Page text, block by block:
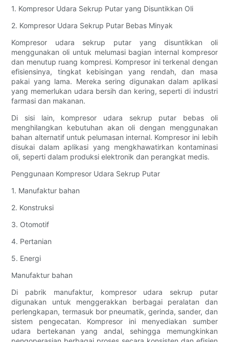
1. Kompresor Udara Sekrup Putar yang Disuntikkan Oli
2. Kompresor Udara Sekrup Putar Bebas Minyak
Kompresor udara sekrup putar yang disuntikkan oli
menggunakan oli untuk melumasi bagian internal kompresor
dan menutup ruang kompresi. Kompresor ini terkenal dengan
efisiensinya, tingkat kebisingan yang rendah, dan masa
pakai yang lama. Mereka sering digunakan dalam aplikasi
yang memerlukan udara bersih dan kering, seperti di industri
farmasi dan makanan.
Di sisi lain, kompresor udara sekrup putar bebas oli
menghilangkan kebutuhan akan oli dengan menggunakan
bahan alternatif untuk pelumasan internal. Kompresor ini lebih
disukai dalam aplikasi yang mengkhawatirkan kontaminasi
oli, seperti dalam produksi elektronik dan perangkat medis.
Penggunaan Kompresor Udara Sekrup Putar
1. Manufaktur bahan
2. Konstruksi
3. Otomotif
4. Pertanian
5. Energi
Manufaktur bahan
Di pabrik manufaktur, kompresor udara sekrup putar
digunakan untuk menggerakkan berbagai peralatan dan
perlengkapan, termasuk bor pneumatik, gerinda, sander, dan
sistem pengecatan. Kompresor ini menyediakan sumber
udara bertekanan yang andal, sehingga memungkinkan